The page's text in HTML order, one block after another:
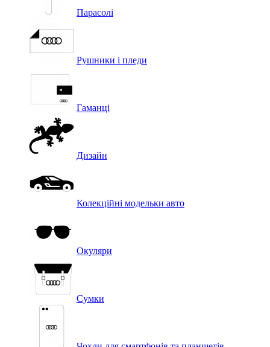
Парасолі
Рушники і пледи
Гаманці
Дизайн
Колекційні модельки авто
Окуляри
Сумки